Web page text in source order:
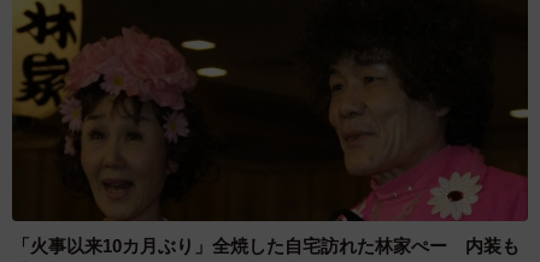
はあまり十分な観察ができないんです」と撮影時の状況を
教えてくれました。
ちなみに撮影時に使用した機材については「使用したカ
メラはオリンパスの『OM SYSTEM OM-1 Mark II』でレン
ズは通称『サンヨン』(「300mm F4」の望遠レンズ) で、手
持ち撮影です」（ポークジンジャーさん）とのことで、離
れた場所から撮影されたのだということが分かりますね。
「火事以来10カ月ぶり」全焼した自宅訪れた林家ぺー 内装も